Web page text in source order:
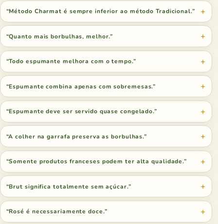
“Método Charmat é sempre inferior ao método Tradicional.”
“Quanto mais borbulhas, melhor.”
“Todo espumante melhora com o tempo.”
“Espumante combina apenas com sobremesas.”
“Espumante deve ser servido quase congelado.”
“A colher na garrafa preserva as borbulhas.”
“Somente produtos franceses podem ter alta qualidade.”
“Brut significa totalmente sem açúcar.”
“Rosé é necessariamente doce.”